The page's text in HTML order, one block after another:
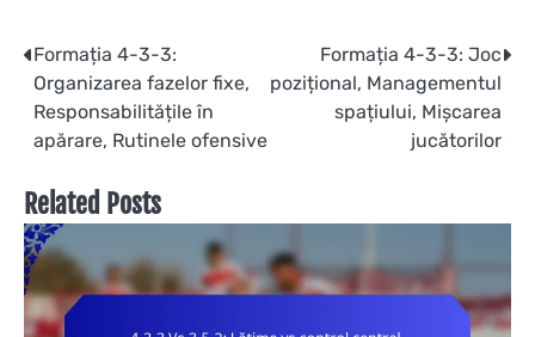
Post
navigation
Formația 4-3-3:
Organizarea fazelor fixe,
Responsabilitățile în
apărare, Rutinele ofensive
Formația 4-3-3: Joc
pozițional, Managementul
spațiului, Mișcarea
jucătorilor
Related Posts